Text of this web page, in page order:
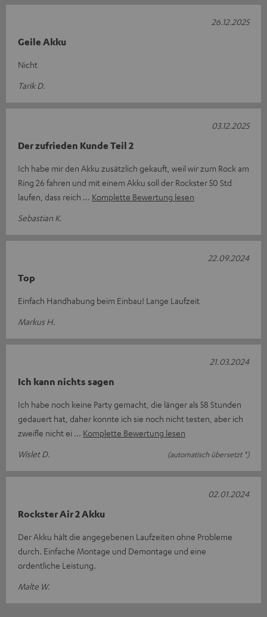
Geile Akku
Nicht
Tarik D.
26.12.2025
Der zufrieden Kunde Teil 2
Ich habe mir den Akku zusätzlich gekauft, weil wir zum Rock am
Ring 26 fahren und mit einem Akku soll der Rockster 50 Std
laufen, dass reich
Komplette Bewertung lesen
Sebastian K.
03.12.2025
Top
Einfach Handhabung beim Einbau! Lange Laufzeit
Markus H.
22.09.2024
Ich kann nichts sagen
Ich habe noch keine Party gemacht, die länger als 58 Stunden
gedauert hat, daher konnte ich sie noch nicht testen, aber ich
zweifle nicht ei
Komplette Bewertung lesen
Wislet D.
(automatisch übersetzt *)
21.03.2024
Rockster Air 2 Akku
Der Akku hält die angegebenen Laufzeiten ohne Probleme
durch. Einfache Montage und Demontage und eine
ordentliche Leistung.
Malte W.
02.01.2024